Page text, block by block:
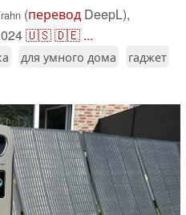
(перевод DeepL),
🇺🇸🇩🇪 ...
для умного дома
гаджет